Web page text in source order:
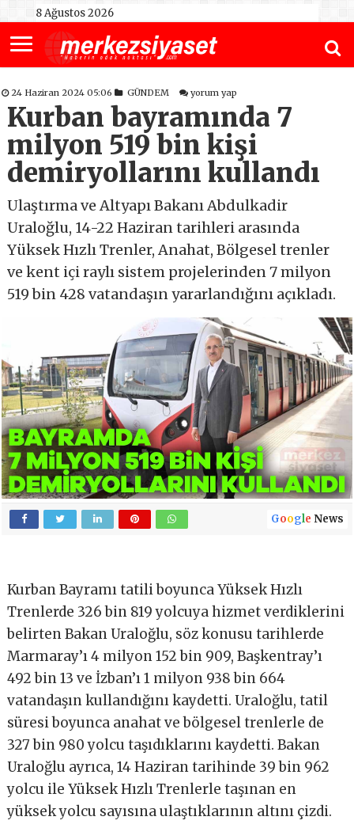
8 Ağustos 2026
24 Haziran 2024 05:06 GÜNDEM yorum yap
Kurban bayramında 7
milyon 519 bin kişi
demiryollarını kullandı
Ulaştırma ve Altyapı Bakanı Abdulkadir
Uraloğlu, 14-22 Haziran tarihleri arasında
Yüksek Hızlı Trenler, Anahat, Bölgesel trenler
ve kent içi raylı sistem projelerinden 7 milyon
519 bin 428 vatandaşın yararlandığını açıkladı.
Google News
Kurban Bayramı tatili boyunca Yüksek Hızlı
Trenlerde 326 bin 819 yolcuya hizmet verdiklerini
belirten Bakan Uraloğlu, söz konusu tarihlerde
Marmaray’ı 4 milyon 152 bin 909, Başkentray’ı
492 bin 13 ve İzban’ı 1 milyon 938 bin 664
vatandaşın kullandığını kaydetti. Uraloğlu, tatil
süresi boyunca anahat ve bölgesel trenlerle de
327 bin 980 yolcu taşıdıklarını kaydetti. Bakan
Uraloğlu ayrıca, 14 Haziran tarihinde 39 bin 962
yolcu ile Yüksek Hızlı Trenlerle taşınan en
yüksek yolcu sayısına ulaştıklarının altını çizdi.